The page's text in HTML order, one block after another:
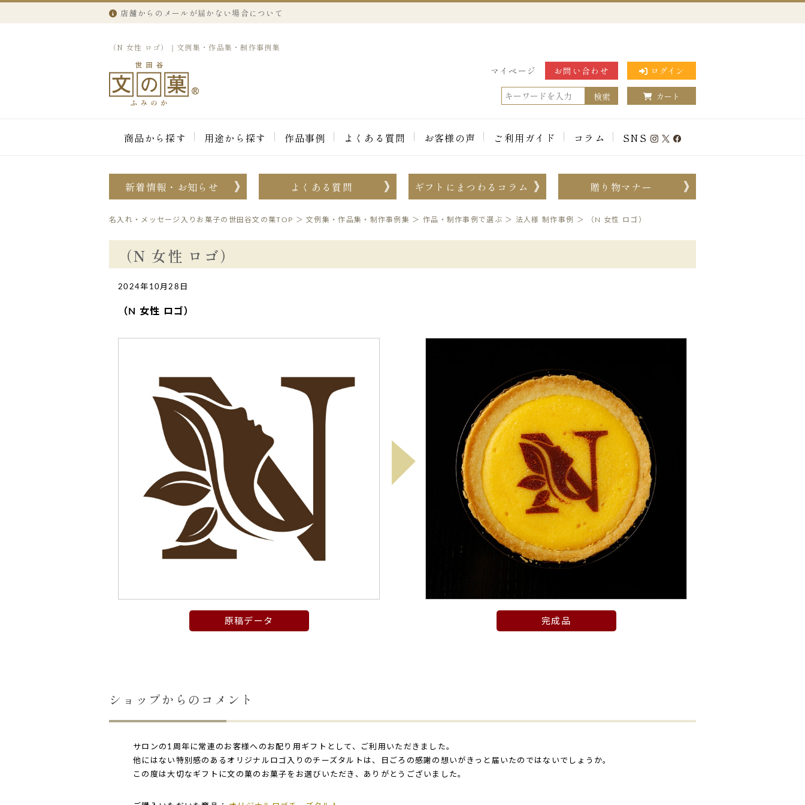
店舗からのメールが届かない場合について
（N 女性 ロゴ）｜文例集・作品集・制作事例集
マイページ お問い合わせ ログイン
検索 カート
商品から探す 用途から探す 作品事例 よくある質問 お客様の声 ご利用ガイド コラム SNS
新着情報・お知らせ よくある質問 ギフトにまつわるコラム 贈り物マナー
名入れ・メッセージ入りお菓子の世田谷文の菓TOP ＞文例集・作品集・制作事例集 ＞ 作品・制作事例で選ぶ ＞ 法人様 制作事例 ＞ （N 女性 ロゴ）
（N 女性 ロゴ）
2024年10月28日
（N 女性 ロゴ）
原稿データ 完成品
ショップからのコメント
サロンの1周年に常連のお客様へのお配り用ギフトとして、ご利用いただきました。
他にはない特別感のあるオリジナルロゴ入りのチーズタルトは、日ごろの感謝の想いがきっと届いたのではないでしょうか。
この度は大切なギフトに文の菓のお菓子をお選びいただき、ありがとうございました。